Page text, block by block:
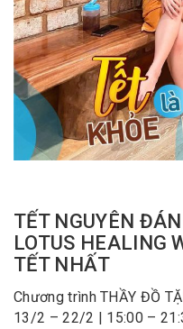
TẾT NGUYÊN
LOTUS HEALING
TẾT NHẤT
Chương trình THẦY ĐỒ
13/2 – 22/2 | 15:00 –